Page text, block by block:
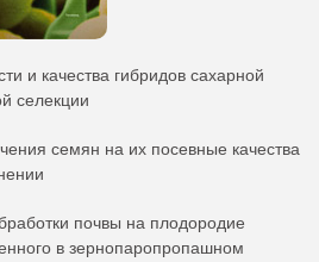
и качества гибридов сахарной
селекции
семян на их посевные качества
почвы на плодородие
в зернопаропропашном